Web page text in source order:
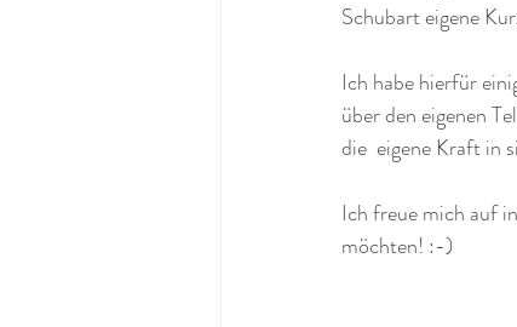
Schubart eigene
Ich habe hierfür
über den eigenen
die  eigene Kraft in
Ich freue mich auf
möchten! :-)